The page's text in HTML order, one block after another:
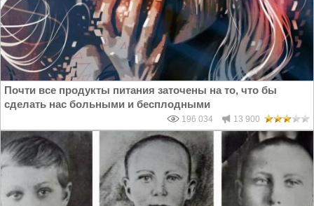
Почти все продукты питания заточены на то, что бы
сделать нас больными и бесплодными
196 034 13 900